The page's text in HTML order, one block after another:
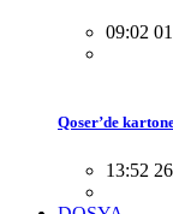
09:02 01
Qoser’de
13:52